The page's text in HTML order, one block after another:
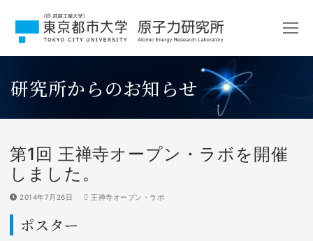
研究所からのお知らせ
第1回 王禅寺オープン・ラボを開催
しました。
2014年7月26日 王禅寺オープン・ラボ
ポスター